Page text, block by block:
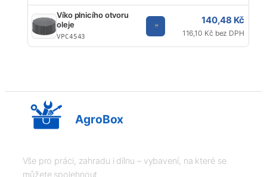
Víko plnicího otvoru
oleje
VPC4543
140,48 Kč
116,10 Kč bez DPH
AgroBox
Vše pro práci, zahradu i dílnu – vybavení, na které se
můžete spolehnout